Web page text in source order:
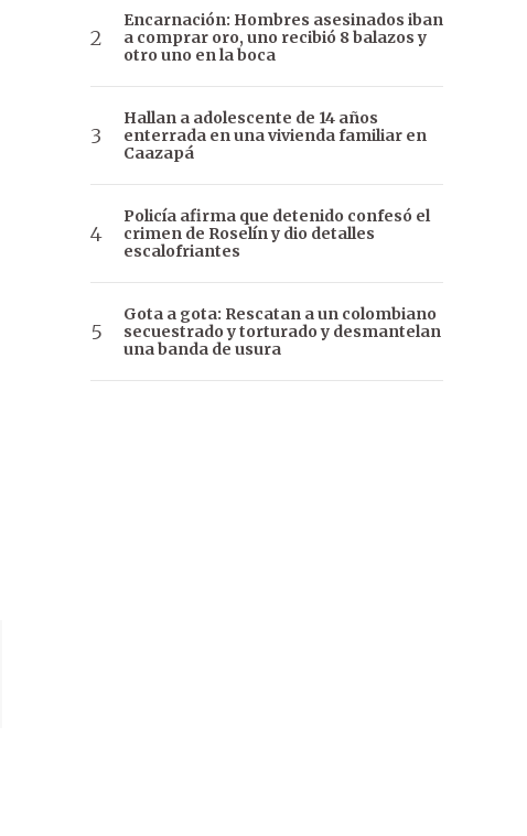
Encarnación: Hombres asesinados iban
a comprar oro, uno recibió 8 balazos y
otro uno en la boca
Hallan a adolescente de 14 años
enterrada en una vivienda familiar en
Caazapá
Policía afirma que detenido confesó el
crimen de Roselín y dio detalles
escalofriantes
Gota a gota: Rescatan a un colombiano
secuestrado y torturado y desmantelan
una banda de usura